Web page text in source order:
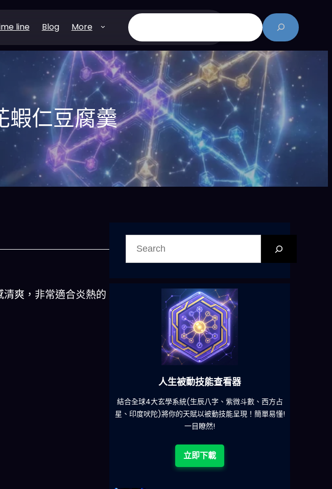
line Blog More
搜
尋
蝦仁豆腐羹
爽，非常適合炎熱的
玄學系統(生辰八字、紫微斗數、西方占
)將你的天賦以被動技能呈現！簡單易懂!
六合彩發達神器
減少超過500萬個低概率中獎組合，提高中獎率
立即下載